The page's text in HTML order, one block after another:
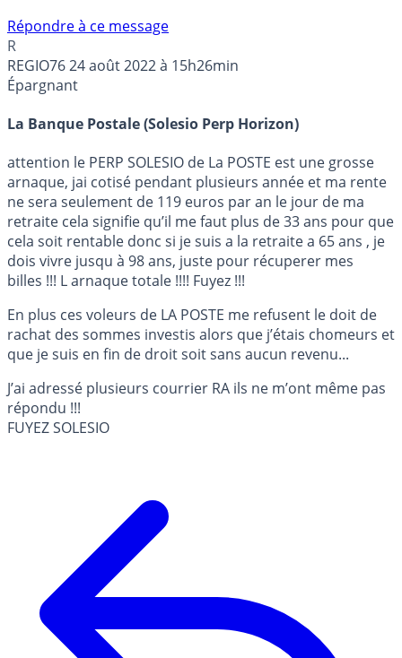
Répondre à ce message
R
REGIO7624 août 2022 à 15h26min
Épargnant
La Banque Postale (Solesio Perp Horizon)
attention le PERP SOLESIO de La POSTE est une grosse
arnaque, jai cotisé pendant plusieurs année et ma rente
ne sera seulement de 119 euros par an le jour de ma
retraite cela signifie qu’il me faut plus de 33 ans pour que
cela soit rentable donc si je suis a la retraite a 65 ans , je
dois vivre jusqu à 98 ans, juste pour récuperer mes
billes !!! L arnaque totale !!!! Fuyez !!!
En plus ces voleurs de LA POSTE me refusent le doit de
rachat des sommes investis alors que j’étais chomeurs et
que je suis en fin de droit soit sans aucun revenu...
J’ai adressé plusieurs courrier RA ils ne m’ont même pas
répondu !!!
FUYEZ SOLESIO